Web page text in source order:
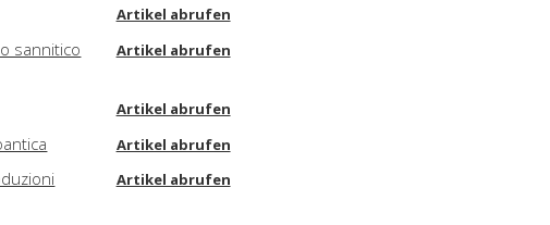
Artikel abrufen
sannitico
Artikel abrufen
Artikel abrufen
Artikel abrufen
Artikel abrufen